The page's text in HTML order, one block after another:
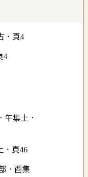
4
．頁46